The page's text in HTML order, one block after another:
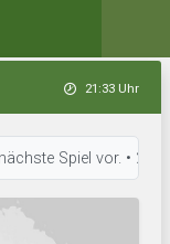
21:33 Uhr
Spiel vor. • 21:33